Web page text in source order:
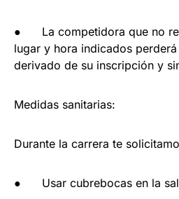
● La competidora que no
lugar y hora indicados
derivado de su inscripción y
Medidas sanitarias:
Durante la carrera te
● Usar cubrebocas en la